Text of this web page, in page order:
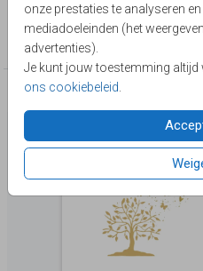
onze prestaties te analyseren
mediadoeleinden (het
advertenties).
Je kunt jouw toestemming
ons cookiebeleid
Collectie
Rouwkaarten volwassenen
Deze producten zijn